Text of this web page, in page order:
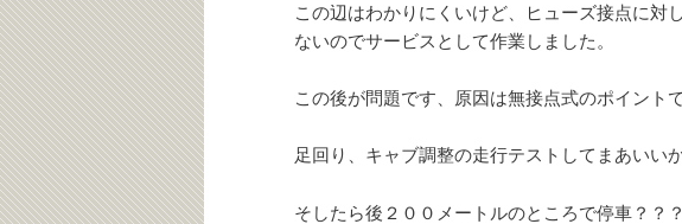
この辺はわかりにくいけど、ヒューズ接点に対
ないのでサービスとして作業しました。
この後が問題です、原因は無接点式のポイント
足回り、キャブ調整の走行テストしてまあいい
そしたら後２００メートルのところで停車？？